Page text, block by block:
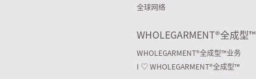
全球网络
WHOLEGARMENT®全成型™
WHOLEGARMENT®全成型™业务
I ♡ WHOLEGARMENT®全成型™